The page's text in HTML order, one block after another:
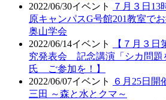
2022/06/30イベント
７月３日13
原キャンパスG号館201教室で
奥山学会
2022/06/14イベント
【７月３
究発表会 記念講演「シカ問題
氏 ご参加を！】
2022/06/07イベント
６月25日開
三田 ～森と水とクマ～